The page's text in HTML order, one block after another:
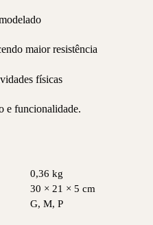
maior resistência
físicas
e funcionalidade.
0,36 kg
30 × 21 × 5 cm
G, M, P